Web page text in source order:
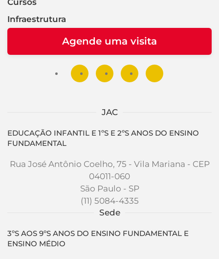
Cursos
Infraestrutura
Agende uma visita
JAC
EDUCAÇÃO INFANTIL E 1ºS E 2ºS ANOS DO ENSINO
FUNDAMENTAL
Rua José Antônio Coelho, 75 - Vila Mariana - CEP
04011-060
São Paulo - SP
(11) 5084-4335
Sede
3ºS AOS 9ºS ANOS DO ENSINO FUNDAMENTAL E
ENSINO MÉDIO